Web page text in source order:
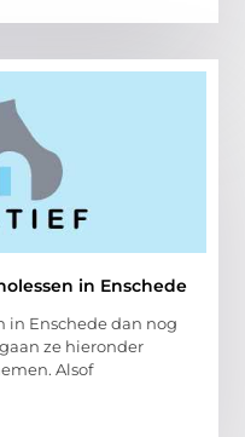
in Enschede
in Enschede dan nog
ze hieronder
Alsof